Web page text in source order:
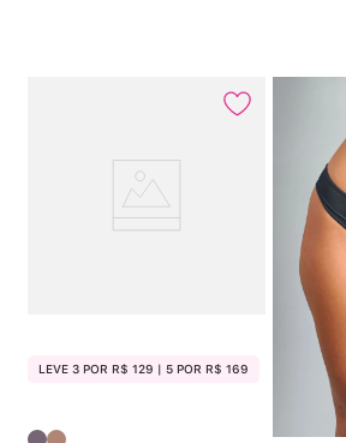
LEVE 3 POR R$ 129 | 5 POR R$ 169